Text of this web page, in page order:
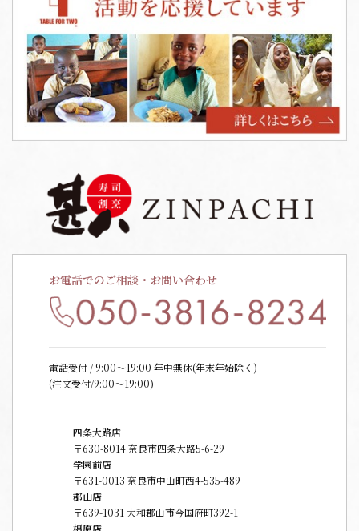
お電話でのご相談・お問い合わせ
電話受付 / 9:00〜19:00 年中無休(年末年始除く)
(注文受付/9:00～19:00)
四条大路店
〒630-8014 奈良市四条大路5-6-29
学園前店
〒631-0013 奈良市中山町西4-535-489
郡山店
〒639-1031 大和郡山市今国府町392-1